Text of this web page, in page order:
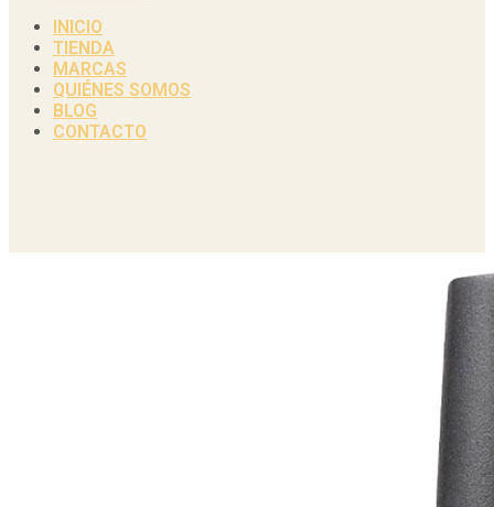
INICIO
TIENDA
MARCAS
QUIÉNES SOMOS
BLOG
CONTACTO